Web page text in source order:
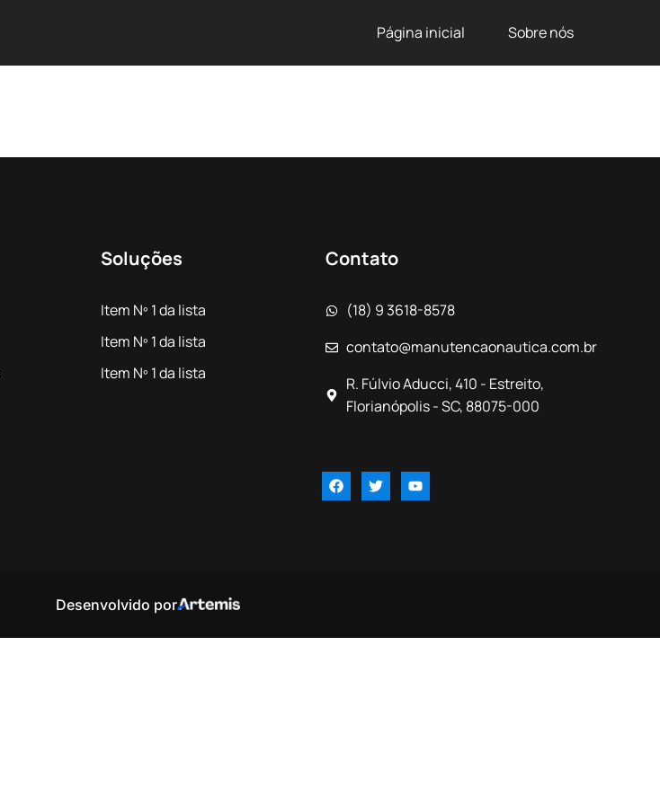
Página inicial Sobre nós
Soluções
Item Nº 1 da lista
Item Nº 1 da lista
Item Nº 1 da lista
Contato
(18) 9 3618-8578
contato@manutencaonautica.com.br
R. Fúlvio Aducci, 410 - Estreito,
Florianópolis - SC, 88075-000
Desenvolvido por